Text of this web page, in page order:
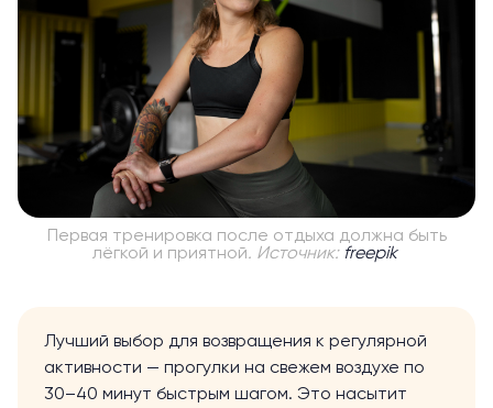
Первая тренировка после отдыха должна быть
лёгкой и приятной. Источник: freepik
Лучший выбор для возвращения к регулярной
активности — прогулки на свежем воздухе по
30–40 минут быстрым шагом. Это насытит